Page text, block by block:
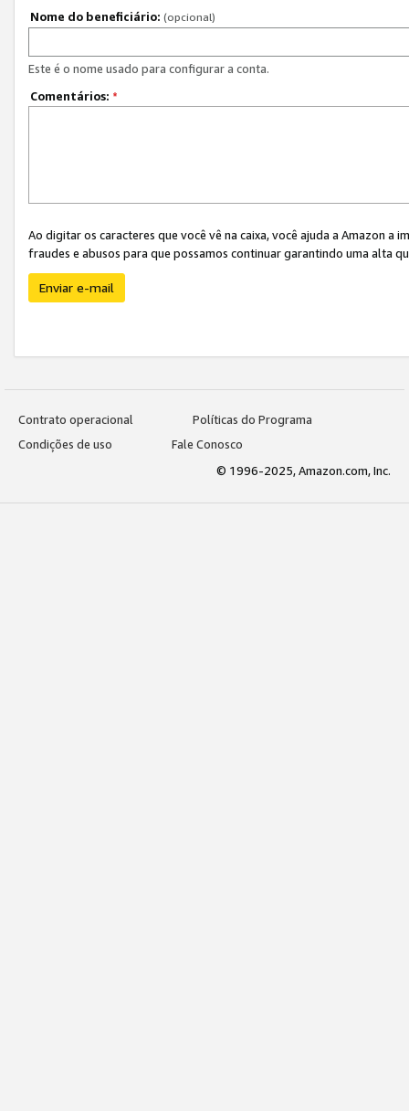
Nome do beneficiário: (opcional)
Este é o nome usado para configurar a conta.
Comentários: *
Ao digitar os caracteres que você vê na caixa, você ajuda a Amazon
fraudes e abusos para que possamos continuar garantindo uma alta
Enviar e-mail
Contrato operacional
Políticas do Programa
Condições de uso
Fale Conosco
© 1996-2025, Amazon.com, Inc.